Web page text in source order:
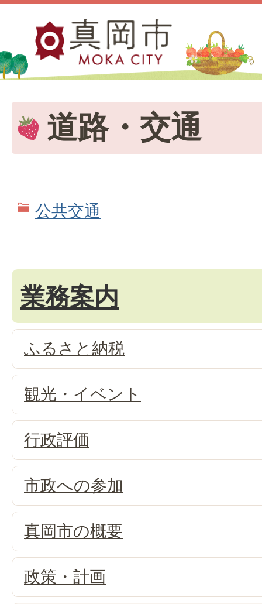
道路・交通
公共交通
業務案内
ふるさと納税
観光・イベント
行政評価
市政への参加
真岡市の概要
政策・計画